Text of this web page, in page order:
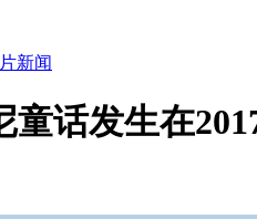
新闻
童话发生在